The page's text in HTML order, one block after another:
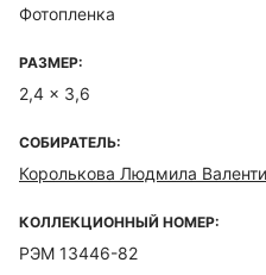
Фотопленка
РАЗМЕР:
2,4 x 3,6
СОБИРАТЕЛЬ:
Королькова Людмила
КОЛЛЕКЦИОННЫЙ НОМЕР:
РЭМ 13446-82